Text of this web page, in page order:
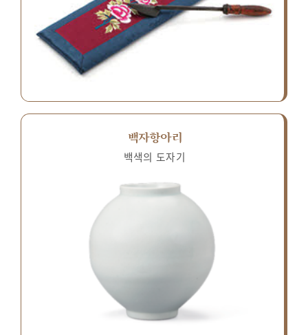
백자항아리
백색의 도자기